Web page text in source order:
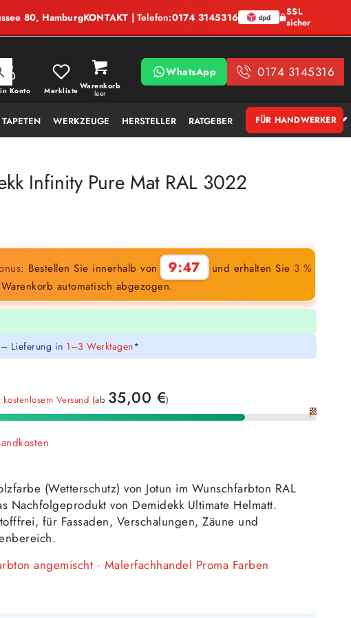
80, HamburgKONTAKT | Telefon:0174 3145316
SSL
sicher
Warenkorb
leer
Konto Merkliste
WhatsApp 0174 3145316
TAPETEN WERKZEUGE HERSTELLER RATGEBER FÜR HANDWERKER
Infinity Pure Mat RAL 3022
Bestellen Sie innerhalb von 9:46 und erhalten Sie 3 %
automatisch abgezogen.
Lieferung in 1–3 Werktagen*
kostenlosem Versand (ab 35,00 €)
🏁
(Wetterschutz) von Jotun im Wunschfarbton RAL
Nachfolgeprodukt von Demidekk Ultimate Helmatt.
für Fassaden, Verschalungen, Zäune und
angemischt · Malerfachhandel Proma Farben